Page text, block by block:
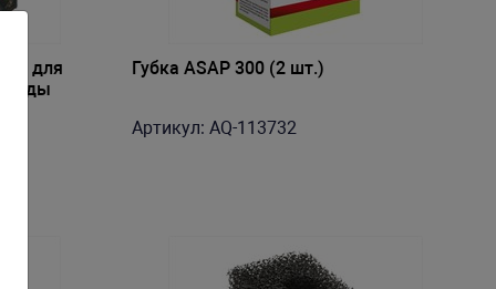
для
воды
Губка ASAP 300 (2 шт.)
Артикул: AQ-113732